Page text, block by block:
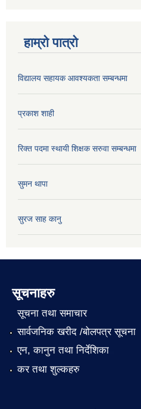
हाम्रो पात्रो
विद्यालय सहायक आवश्यकता सम्बन्धमा
प्रकाश शाही
रिक्त पदमा स्थायी शिक्षक सरुवा सम्बन्धमा
सुमन थापा
सुरज साह कानु
सूचनाहरु
सूचना तथा समाचार
सार्वजनिक खरीद /बोलपत्र सूचना
एन, कानुन तथा निर्देशिका
कर तथा शुल्कहरु